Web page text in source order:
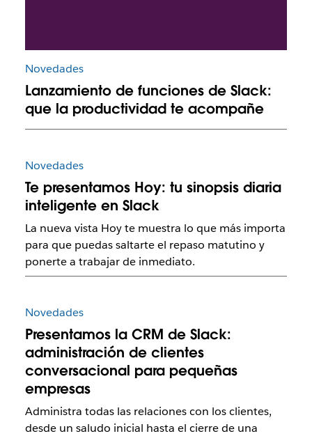
Novedades
Lanzamiento de funciones de Slack:
que la productividad te acompañe
Novedades
Te presentamos Hoy: tu sinopsis diaria
inteligente en Slack
La nueva vista Hoy te muestra lo que más importa
para que puedas saltarte el repaso matutino y
ponerte a trabajar de inmediato.
Novedades
Presentamos la CRM de Slack:
administración de clientes
conversacional para pequeñas
empresas
Administra todas las relaciones con los clientes,
desde un saludo inicial hasta el cierre de una